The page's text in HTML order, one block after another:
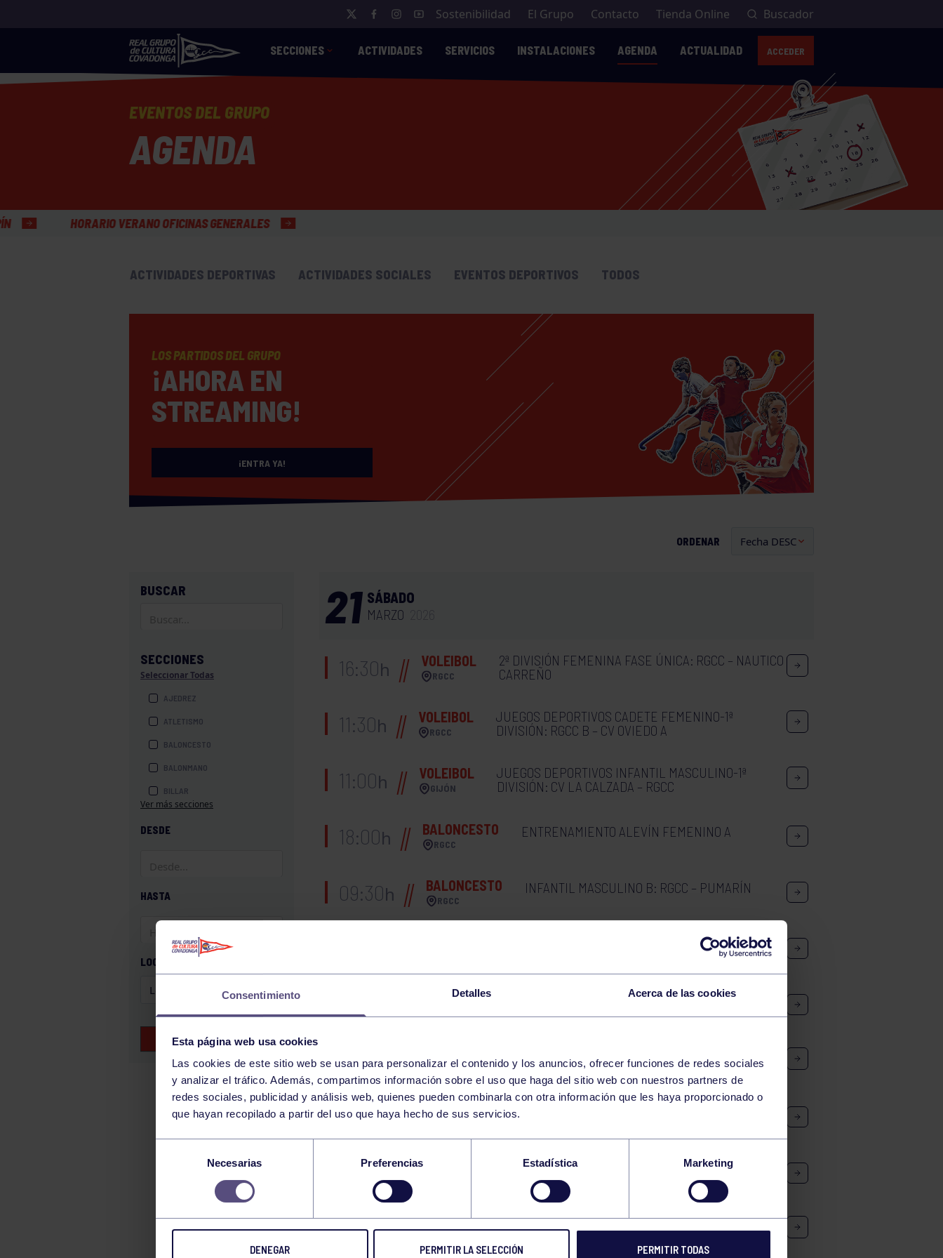
Consentimiento Detalles Acerca de las cookies
Esta página web usa cookies
Las cookies de este sitio web se usan para personalizar el contenido y los anuncios, ofrecer funciones de redes sociales
y analizar el tráfico. Además, compartimos información sobre el uso que haga del sitio web con nuestros partners de
redes sociales, publicidad y análisis web, quienes pueden combinarla con otra información que les haya proporcionado o
que hayan recopilado a partir del uso que haya hecho de sus servicios.
consentimiento
Necesarias Preferencias Estadística Marketing
DENEGAR PERMITIR LA SELECCIÓN PERMITIR TODAS
Sostenibilidad El Grupo Contacto Tienda Online Buscador
SECCIONES ACTIVIDADES SERVICIOS INSTALACIONES AGENDA ACTUALIDAD ACCEDER
EVENTOS DEL GRUPO
AGENDA
VERANO OFICINAS GENERALES
ACTIVIDADES DEPORTIVAS ACTIVIDADES SOCIALES EVENTOS DEPORTIVOS TODOS
LOS PARTIDOS DEL GRUPO
¡AHORA EN
STREAMING!
¡ENTRA YA!
ORDENAR
BUSCAR
SECCIONES
Seleccionar Todas
AJEDREZ
ATLETISMO
BALONCESTO
BALONMANO
BILLAR
BOXEO
GAM
HALTEROFILIA
KÁRATE
LUCHA
MONTAÑA
NATACIÓN
ORFEÓN
RUGBY
Ver más secciones
DESDE
HASTA
LOCALIZACIÓN
BUSCAR EVENTOS
21 SÁBADO
MARZO
16:30h VOLEIBOL
RGCC
2ª DIVISIÓN FEMENINA FASE ÚNICA: RGCC – NAUTICO
CARREÑO
11:30h VOLEIBOL
RGCC
JUEGOS DEPORTIVOS CADETE FEMENINO-1ª
DIVISIÓN: RGCC B – CV OVIEDO A
11:00h VOLEIBOL
GIJÓN
JUEGOS DEPORTIVOS INFANTIL MASCULINO-1ª
DIVISIÓN: CV LA CALZADA – RGCC
18:00h BALONCESTO
RGCC
ENTRENAMIENTO ALEVÍN FEMENINO A
09:30h BALONCESTO
RGCC
INFANTIL MASCULINO B: RGCC – PUMARÍN
CADETE MASCULINO C: RGCC – PUMARÍN
TENIS CTO DE ASTURIAS JUNIOR
10:00h GIJÓN
DIVISIÓN: CID JOVELLANOS A – RGCC A
10:00h BALONMANO CADETE B: RGCC B – JUANFERSA GIJÓN C
09:00h CTO DE ESPAÑA SUB20
17:30h PÁDEL
LIGA PÁDEL FEDERADA 4ª MASCULINA: RGCC D – LA
ESTELA CD-M